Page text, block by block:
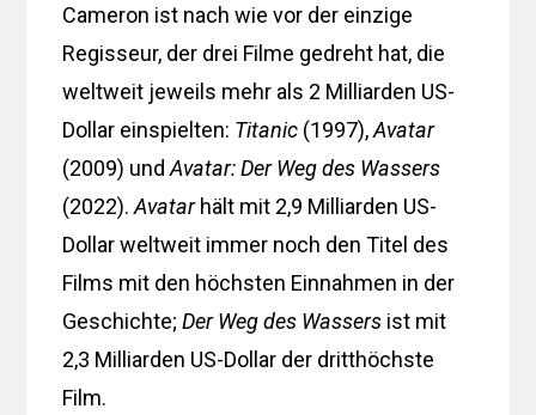
Cameron ist nach wie vor der einzige
Regisseur, der drei Filme gedreht hat, die
weltweit jeweils mehr als 2 Milliarden US-
Dollar einspielten: Titanic (1997),Avatar
(2009) undAvatar: Der Weg des Wassers
(2022).Avatarhält mit 2,9 Milliarden US-
Dollar weltweit immer noch den Titel des
Films mit den höchsten Einnahmen in der
Geschichte;Der Weg des Wassers ist mit
2,3 Milliarden US-Dollar der dritthöchste
Film.